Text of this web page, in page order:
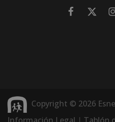
Copyright © 2026